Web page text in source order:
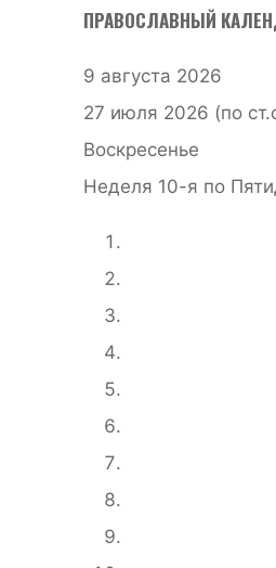
ПРАВОСЛАВНЫЙ
9 августа 2026
27 июля 2026 (по
Воскресенье
Неделя 10-я по